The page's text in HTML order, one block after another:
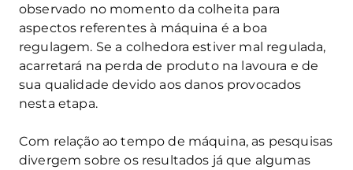
observado no momento da colheita para
aspectos referentes à máquina é a boa
regulagem. Se a colhedora estiver mal regulada,
acarretará na perda de produto na lavoura e de
sua qualidade devido aos danos provocados
nesta etapa.
Com relação ao tempo de máquina, as pesquisas
divergem sobre os resultados já que algumas